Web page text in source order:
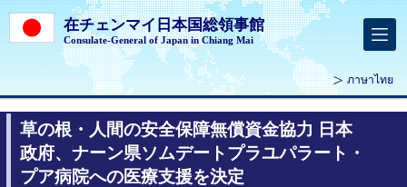
在チェンマイ日本国総領事館
Consulate-General of Japan in Chiang Mai
ภาษาไทย
草の根・人間の安全保障無償資金協力 日本
政府、ナーン県ソムデートプラユパラート・
プア病院への医療支援を決定